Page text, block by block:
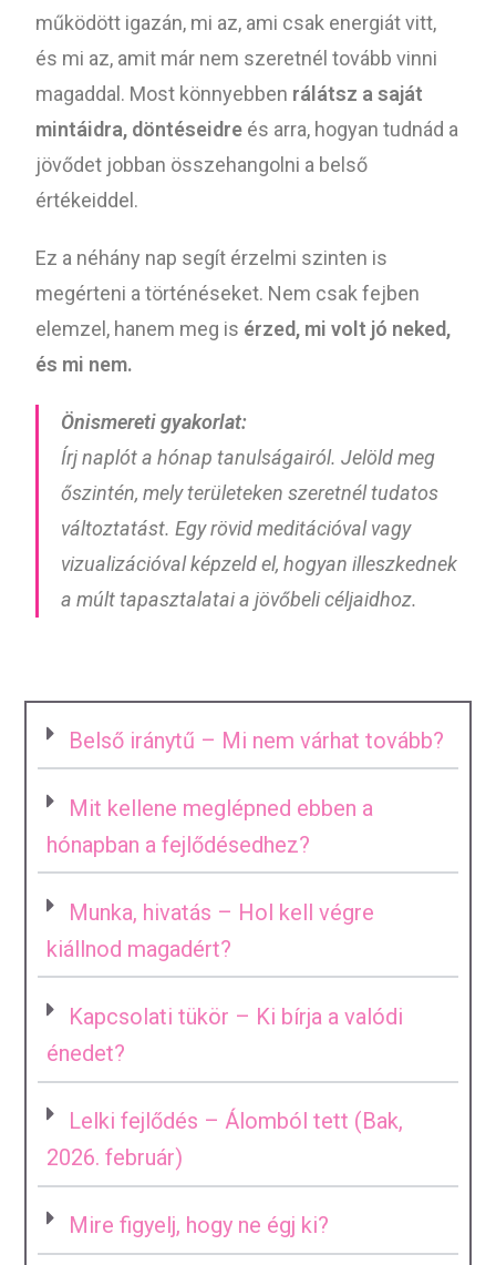
működött igazán, mi az, ami csak energiát vitt,
és mi az, amit már nem szeretnél tovább vinni
magaddal. Most könnyebben rálátsz a saját
mintáidra, döntéseidre és arra, hogyan tudnád a
jövődet jobban összehangolni a belső
értékeiddel.
Ez a néhány nap segít érzelmi szinten is
megérteni a történéseket. Nem csak fejben
elemzel, hanem meg is érzed, mi volt jó neked,
és mi nem.
Önismereti gyakorlat:
Írj naplót a hónap tanulságairól. Jelöld meg
őszintén, mely területeken szeretnél tudatos
változtatást. Egy rövid meditációval vagy
vizualizációval képzeld el, hogyan illeszkednek
a múlt tapasztalatai a jövőbeli céljaidhoz.
Belső iránytű – Mi nem várhat tovább?
Mit kellene meglépned ebben a
hónapban a fejlődésedhez?
Munka, hivatás – Hol kell végre
kiállnod magadért?
Kapcsolati tükör – Ki bírja a valódi
énedet?
Lelki fejlődés – Álomból tett (Bak,
2026. február)
Mire figyelj, hogy ne égj ki?